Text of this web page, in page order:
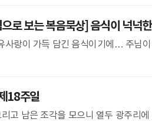
로 보는 복음묵상] 음식이 넉넉
사랑이 가득 담긴 음식이기에… 주님
18주일
고 남은 조각을 모으니 열두 광주리